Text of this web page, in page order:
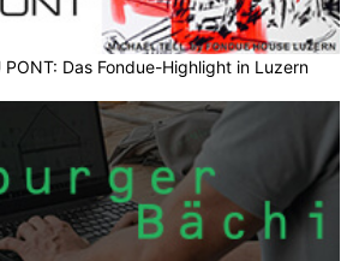
PONT: Das Fondue-Highlight in Luzern